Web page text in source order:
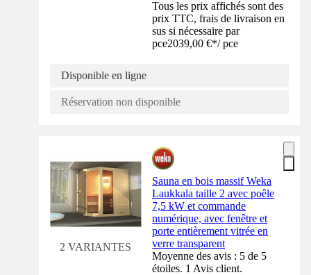
Tous les prix affichés sont des
prix TTC, frais de livraison en
sus si nécessaire par
pce2039,00 €*/ pce
Disponible en ligne
Réservation non disponible
2 VARIANTES
Sauna en bois massif Weka
Laukkala taille 2 avec poêle
7,5 kW et commande
numérique, avec fenêtre et
porte entièrement vitrée en
verre transparent
Moyenne des avis : 5 de 5
étoiles. 1 Avis client.